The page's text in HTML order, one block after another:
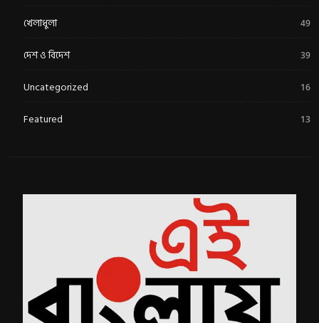
খেলাধুলা 49
দেশ ও বিদেশ 39
Uncategorized 16
Featured 13